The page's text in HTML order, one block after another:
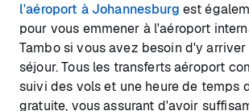
l'aéroport à Johannesburg est
pour vous emmener à l'aéroport
Tambo si vous avez besoin d'y
séjour. Tous les transferts aéroport
suivi des vols et une heure de temps
gratuite, vous assurant d'avoir